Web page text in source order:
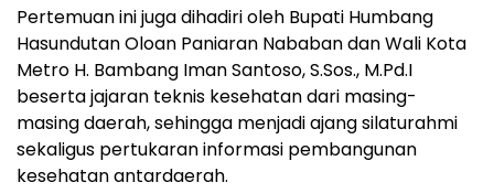
Pertemuan ini juga dihadiri oleh Bupati Humbang
Hasundutan Oloan Paniaran Nababan dan Wali Kota
Metro H. Bambang Iman Santoso, S.Sos., M.Pd.I
beserta jajaran teknis kesehatan dari masing-
masing daerah, sehingga menjadi ajang silaturahmi
sekaligus pertukaran informasi pembangunan
kesehatan antardaerah.